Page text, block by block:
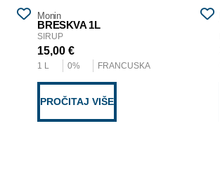
Monin
BRESKVA 1L
SIRUP
15,00€
1 L 0% FRANCUSKA
PROČITAJ VIŠE